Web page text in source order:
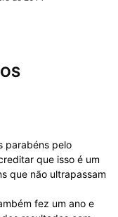
parabéns pelo
que isso é um
que não ultrapassam
fez um ano e